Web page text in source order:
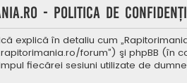
- Politica de
explică în detaliu cum
forum”) şi phpBB (în
fiecărei sesiuni utilizate de